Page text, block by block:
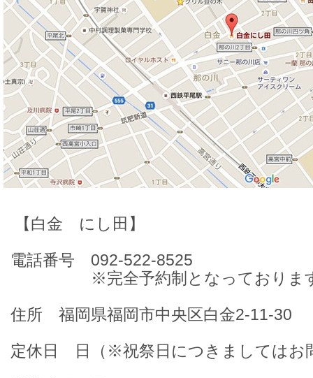
【白金 にし田】
電話番号 092-522-8525
※完全予約制となっておりま
住所 福岡県福岡市中央区白金2-11-30
定休日 日（※祝祭日につきましてはお